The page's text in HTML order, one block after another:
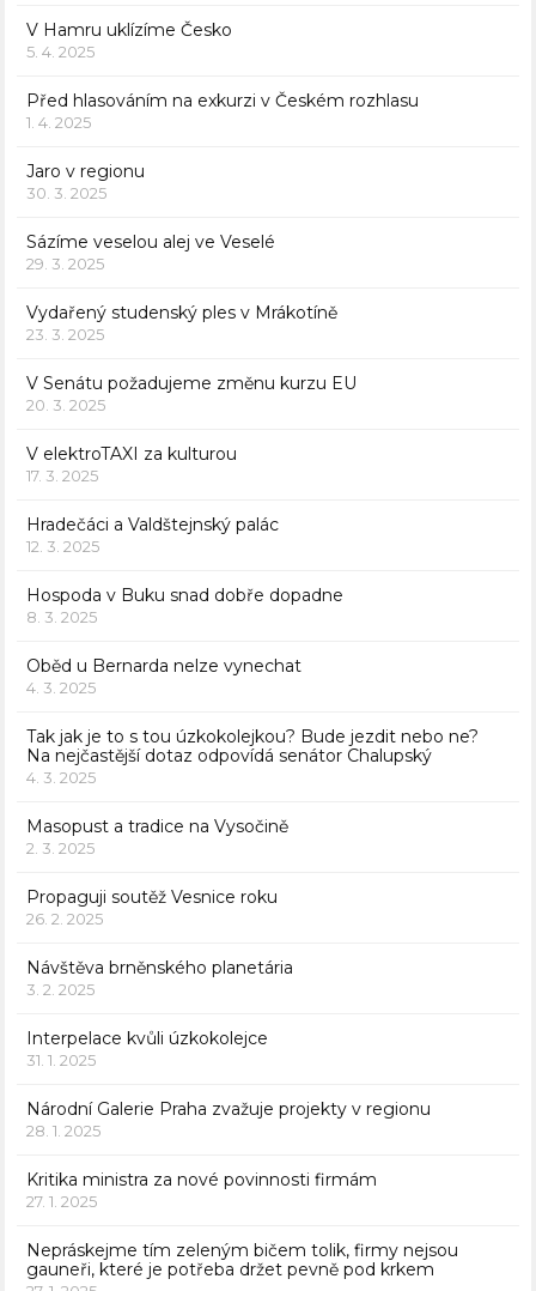
V Hamru uklízíme Česko
5. 4. 2025
Před hlasováním na exkurzi v Českém rozhlasu
1. 4. 2025
Jaro v regionu
30. 3. 2025
Sázíme veselou alej ve Veselé
29. 3. 2025
Vydařený studenský ples v Mrákotíně
23. 3. 2025
V Senátu požadujeme změnu kurzu EU
20. 3. 2025
V elektroTAXI za kulturou
17. 3. 2025
Hradečáci a Valdštejnský palác
12. 3. 2025
Hospoda v Buku snad dobře dopadne
8. 3. 2025
Oběd u Bernarda nelze vynechat
4. 3. 2025
Tak jak je to s tou úzkokolejkou? Bude jezdit nebo ne?
Na nejčastější dotaz odpovídá senátor Chalupský
4. 3. 2025
Masopust a tradice na Vysočině
2. 3. 2025
Propaguji soutěž Vesnice roku
26. 2. 2025
Návštěva brněnského planetária
3. 2. 2025
Interpelace kvůli úzkokolejce
31. 1. 2025
Národní Galerie Praha zvažuje projekty v regionu
28. 1. 2025
Kritika ministra za nové povinnosti firmám
27. 1. 2025
Nepráskejme tím zeleným bičem tolik, firmy nejsou
gauneři, které je potřeba držet pevně pod krkem